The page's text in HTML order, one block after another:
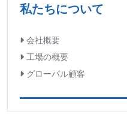
私たちについて
会社概要
工場の概要
グローバル顧客